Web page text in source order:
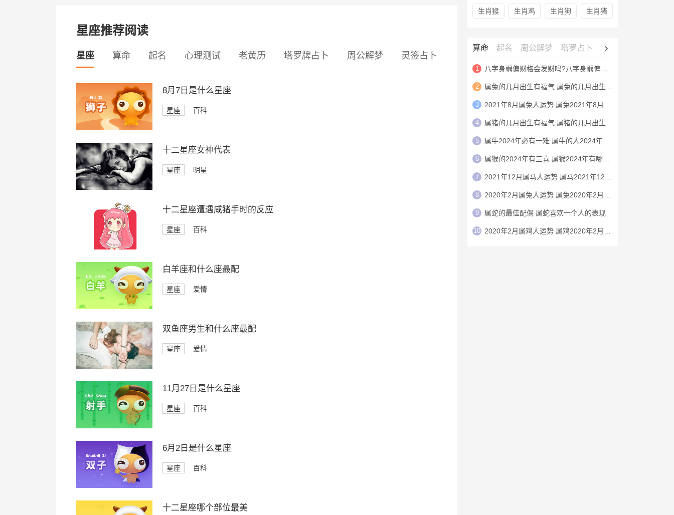
星座推荐阅读
星座 算命 起名 心理测试 老黄历 塔罗牌占卜 周公解梦 灵签占卜
8月7日是什么星座
星座 百科
十二星座女神代表
星座 明星
十二星座遭遇咸猪手时的反应
星座 百科
白羊座和什么座最配
星座 爱情
双鱼座男生和什么座最配
星座 爱情
11月27日是什么星座
星座 百科
6月2日是什么星座
星座 百科
十二星座哪个部位最美
生肖猴 生肖鸡 生肖狗 生肖猪
算命 起名 周公解梦 塔罗占卜 心理测试
1 八字身弱偏财格会发财吗?八字身弱偏财格特点介绍
2 属兔的几月出生有福气 属兔的几月出生上等命
3 2021年8月属兔人运势 属兔2021年8月运程
4 属猪的几月出生有福气 属猪的几月出生上等命
5 属牛2024年必有一难 属牛的人2024年命运
6 属猴的2024年有三喜 属猴2024年有哪三喜
7 2021年12月属马人运势 属马2021年12月运程
8 2020年2月属兔人运势 属兔2020年2月运程
9 ‌‌属蛇的最佳配偶 属蛇喜欢一个人的表现
10 2020年2月属鸡人运势 属鸡2020年2月运程